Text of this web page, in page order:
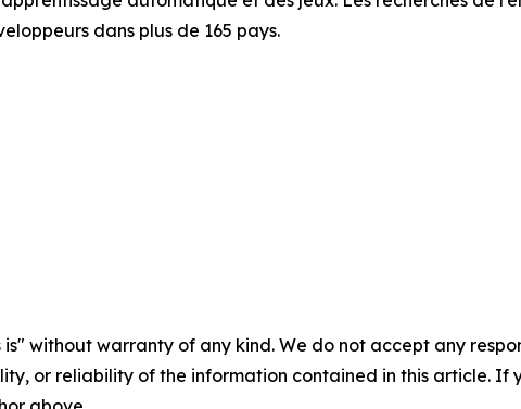
dans plus de 165 pays.
is" without warranty of any kind. We do not accept any
or reliability of the information contained in this article. If